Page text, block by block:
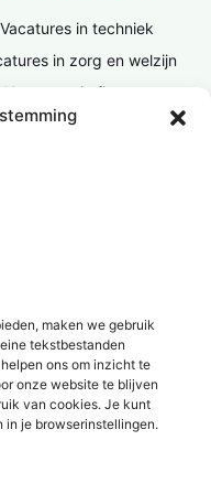
maken we gebruik
tekstbestanden
ons om inzicht te
onze website te blijven
van cookies. Je kunt
je browserinstellingen.
Vacatures in techniek
in zorg en welzijn
Vacatures in finance
Vacatures in ICT / IT